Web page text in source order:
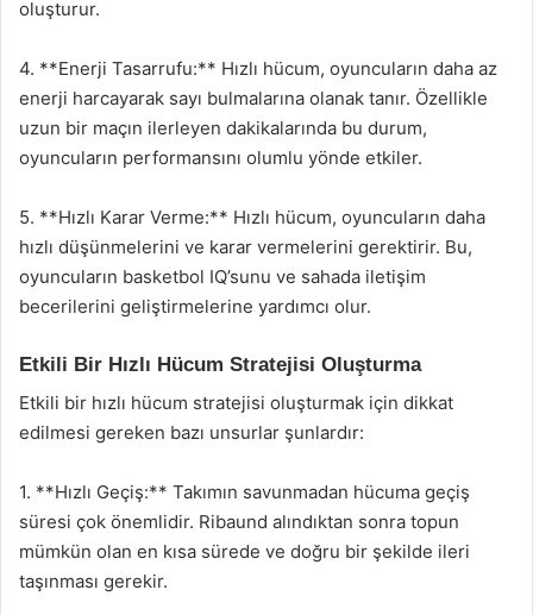
oluşturur.
4. **Enerji Tasarrufu:** Hızlı hücum, oyuncuların daha az
enerji harcayarak sayı bulmalarına olanak tanır. Özellikle
uzun bir maçın ilerleyen dakikalarında bu durum,
oyuncuların performansını olumlu yönde etkiler.
5. **Hızlı Karar Verme:** Hızlı hücum, oyuncuların daha
hızlı düşünmelerini ve karar vermelerini gerektirir. Bu,
oyuncuların basketbol IQ’sunu ve sahada iletişim
becerilerini geliştirmelerine yardımcı olur.
Etkili Bir Hızlı Hücum Stratejisi Oluşturma
Etkili bir hızlı hücum stratejisi oluşturmak için dikkat
edilmesi gereken bazı unsurlar şunlardır:
1. **Hızlı Geçiş:** Takımın savunmadan hücuma geçiş
süresi çok önemlidir. Ribaund alındıktan sonra topun
mümkün olan en kısa sürede ve doğru bir şekilde ileri
taşınması gerekir.